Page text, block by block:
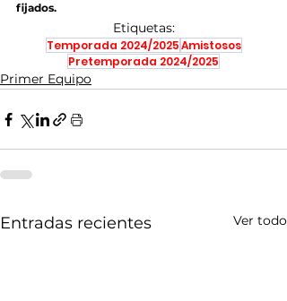
fijados.
Etiquetas:
Temporada 2024/2025Amistosos
Pretemporada 2024/2025
Primer Equipo
Entradas recientes Ver todo